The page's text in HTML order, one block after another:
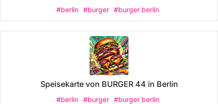
#berlin #burger #burger berlin
Speisekarte von BURGER 44 in Berlin
#berlin #burger #burger berlin